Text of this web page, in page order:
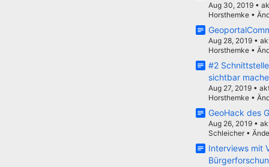
Aug 30, 2019 •
Horsthemke •
Aug 28, 2019 •
Horsthemke •
#2
sichtbar
Aug 27, 2019 •
Horsthemke •
GeoHack des
Aug 26, 2019 •
Schleicher •
Interviews mit